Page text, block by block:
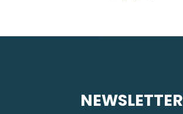
NEWSLETTER